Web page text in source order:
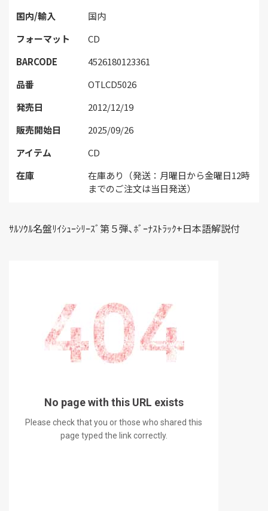
国内/輸入
国内
フォーマット
CD
BARCODE
4526180123361
品番
OTLCD5026
発売日
2012/12/19
販売開始日
2025/09/26
アイテム
CD
在庫
在庫あり（発送：月曜日から金曜日12時
までのご注文は当日発送）
ｻﾙｿｳﾙ名盤ﾘｲｼｭｰｼﾘｰｽﾞ第５弾､ﾎﾞｰﾅｽﾄﾗｯｸ+日本語解説付